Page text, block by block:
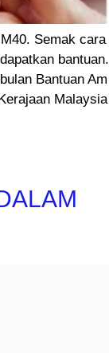
Semak cara
bantuan.
Bantuan Am
Malaysia